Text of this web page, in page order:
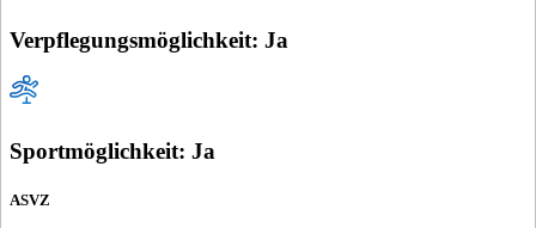
Verpflegungsmöglichkeit: Ja
Sportmöglichkeit: Ja
ASVZ